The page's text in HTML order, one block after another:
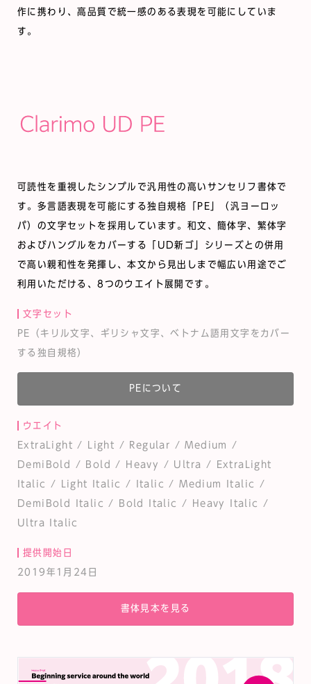
作に携わり、高品質で統一感のある表現を可能にしていま
す。
可読性を重視したシンプルで汎用性の高いサンセリフ書体で
す。多言語表現を可能にする独自規格「PE」（汎ヨーロッ
パ）の文字セットを採用しています。和文、簡体字、繁体字
およびハングルをカバーする「UD新ゴ」シリーズとの併用
で高い親和性を発揮し、本文から見出しまで幅広い用途でご
利用いただける、8つのウエイト展開です。
文字セット
PE（キリル文字、ギリシャ文字、ベトナム語用文字をカバー
する独自規格）
PEについて
ウエイト
ExtraLight / Light / Regular / Medium /
DemiBold / Bold / Heavy / Ultra / ExtraLight
Italic / Light Italic / Italic / Medium Italic /
DemiBold Italic / Bold Italic / Heavy Italic /
Ultra Italic
提供開始日
2019年1月24日
書体見本を見る